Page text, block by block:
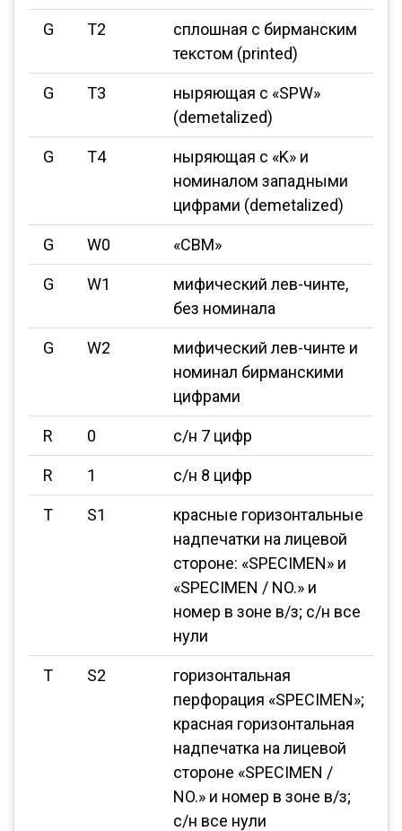
G T2
сплошная с бирманским
текстом (printed)
G T3
ныряющая с «SPW»
(demetalized)
G T4
ныряющая с «K» и
номиналом западными
цифрами (demetalized)
G W0 «CBM»
G W1
мифический лев-чинте,
без номинала
G W2
мифический лев-чинте и
номинал бирманскими
цифрами
R 0 с/н 7 цифр
R 1 с/н 8 цифр
T S1
красные горизонтальные
надпечатки на лицевой
стороне: «SPECIMEN» и
«SPECIMEN / NO.» и
номер в зоне в/з; с/н все
нули
T S2
горизонтальная
перфорация «SPECIMEN»;
красная горизонтальная
надпечатка на лицевой
стороне «SPECIMEN /
NO.» и номер в зоне в/з;
с/н все нули